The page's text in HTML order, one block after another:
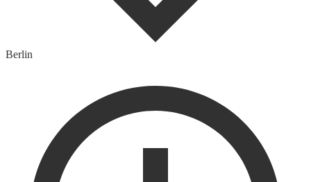
Berlin